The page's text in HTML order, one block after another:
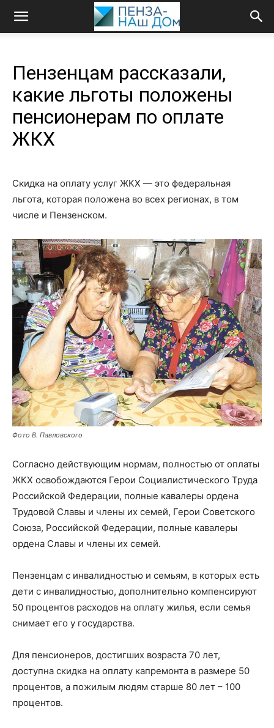
Пензенцам рассказали,
какие льготы положены
пенсионерам по оплате
ЖКХ
Скидка на оплату услуг ЖКХ — это федеральная
льгота, которая положена во всех регионах, в том
числе и Пензенском.
Фото В. Павловского
Согласно действующим нормам, полностью от оплаты
ЖКХ освобождаются Герои Социалистического Труда
Российской Федерации, полные кавалеры ордена
Трудовой Славы и члены их семей, Герои Советского
Союза, Российской Федерации, полные кавалеры
ордена Славы и члены их семей.
Пензенцам с инвалидностью и семьям, в которых есть
дети с инвалидностью, дополнительно компенсируют
50 процентов расходов на оплату жилья, если семья
снимает его у государства.
Для пенсионеров, достигших возраста 70 лет,
доступна скидка на оплату капремонта в размере 50
процентов, а пожилым людям старше 80 лет – 100
процентов.